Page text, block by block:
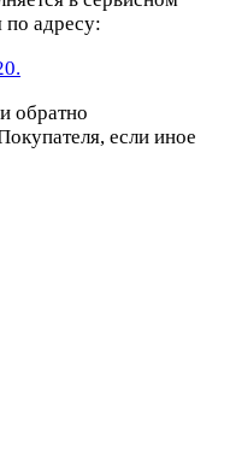
адресу:
обратно
если иное